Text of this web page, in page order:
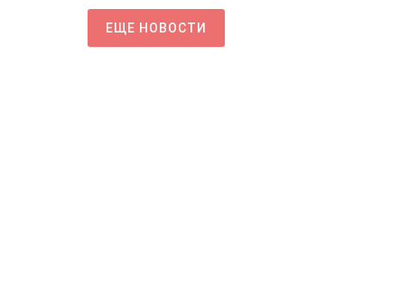
ЕЩЕ НОВОСТИ